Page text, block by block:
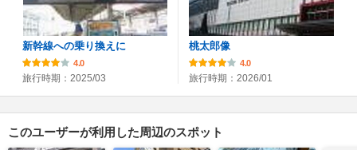
新幹線への乗り換えに
4.0
旅行時期：2025/03
桃太郎像
4.0
旅行時期：2026/01
このユーザーが利用した周辺のスポット